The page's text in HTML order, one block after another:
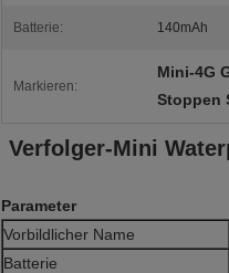
Batterie: 140mAh
Markieren:
Mini-4G
Stoppen
Verfolger-Mini
Parameter
Vorbildlicher Name
Batterie